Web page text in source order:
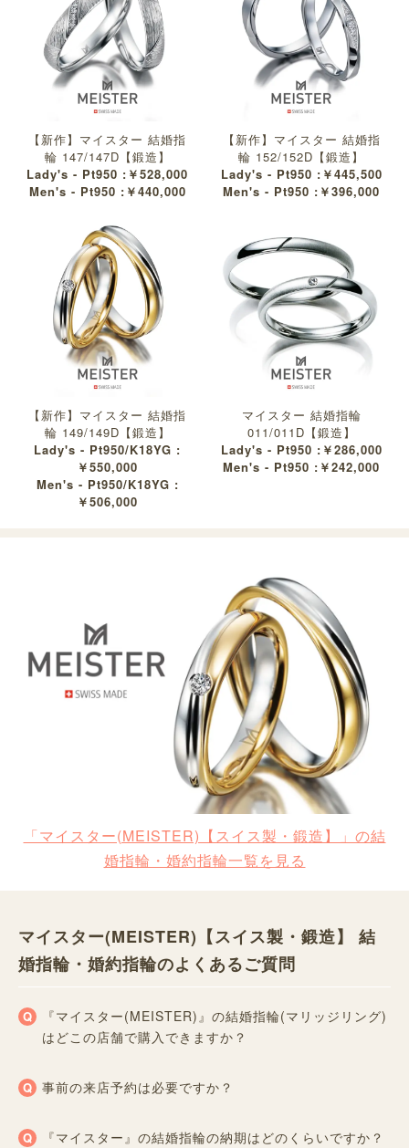
【新作】マイスター 結婚指
輪 147/147D【鍛造】
Lady's - Pt950 :￥528,000
Men's - Pt950 :￥440,000
【新作】マイスター 結婚指
輪 152/152D【鍛造】
Lady's - Pt950 :￥445,500
Men's - Pt950 :￥396,000
【新作】マイスター 結婚指
輪 149/149D【鍛造】
Lady's - Pt950/K18YG :
￥550,000
Men's - Pt950/K18YG :
￥506,000
マイスター 結婚指輪
011/011D【鍛造】
Lady's - Pt950 :￥286,000
Men's - Pt950 :￥242,000
「マイスター(MEISTER)【スイス製・鍛造】」の結
婚指輪・婚約指輪一覧を見る
マイスター(MEISTER)【スイス製・鍛造】 結
婚指輪・婚約指輪のよくあるご質問
『マイスター(MEISTER)』の結婚指輪(マリッジリング)
はどこの店舗で購入できますか？
事前の来店予約は必要ですか？
『マイスター』の結婚指輪の納期はどのくらいですか？